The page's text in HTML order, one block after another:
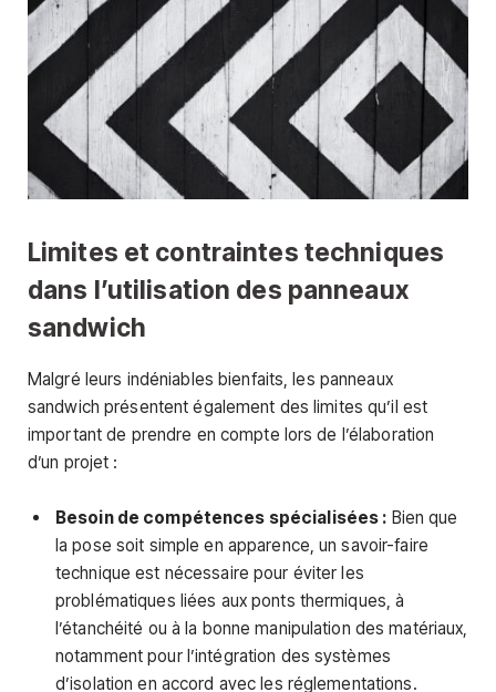
Limites et contraintes techniques
dans l’utilisation des panneaux
sandwich
Malgré leurs indéniables bienfaits, les panneaux
sandwich présentent également des limites qu’il est
important de prendre en compte lors de l’élaboration
d’un projet :
Besoin de compétences spécialisées : Bien que
la pose soit simple en apparence, un savoir-faire
technique est nécessaire pour éviter les
problématiques liées aux ponts thermiques, à
l’étanchéité ou à la bonne manipulation des matériaux,
notamment pour l’intégration des systèmes
d’isolation en accord avec les réglementations.